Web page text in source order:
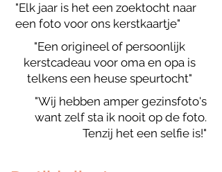
"Elk jaar is het een zoektocht naar
een foto voor ons kerstkaartje"
"Een origineel of persoonlijk
kerstcadeau voor oma en opa is
telkens een heuse speurtocht"
"Wij hebben amper gezinsfoto's
want zelf sta ik nooit op de foto.
Tenzij het een selfie is!"